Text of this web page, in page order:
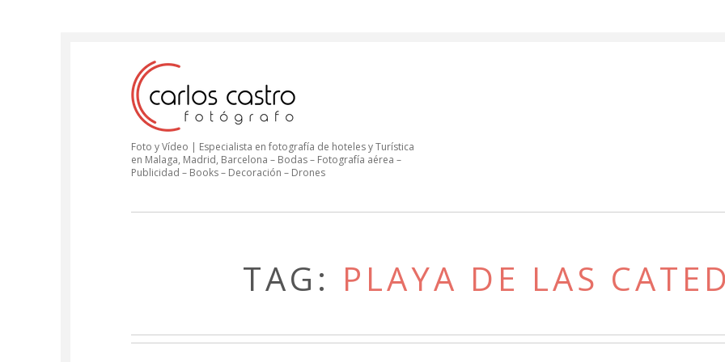
Foto y Vídeo | Especialista en fotografía de hoteles y Turística
en Malaga, Madrid, Barcelona – Bodas – Fotografía aérea –
Publicidad – Books – Decoración – Drones
TAG: PLAYA DE LAS